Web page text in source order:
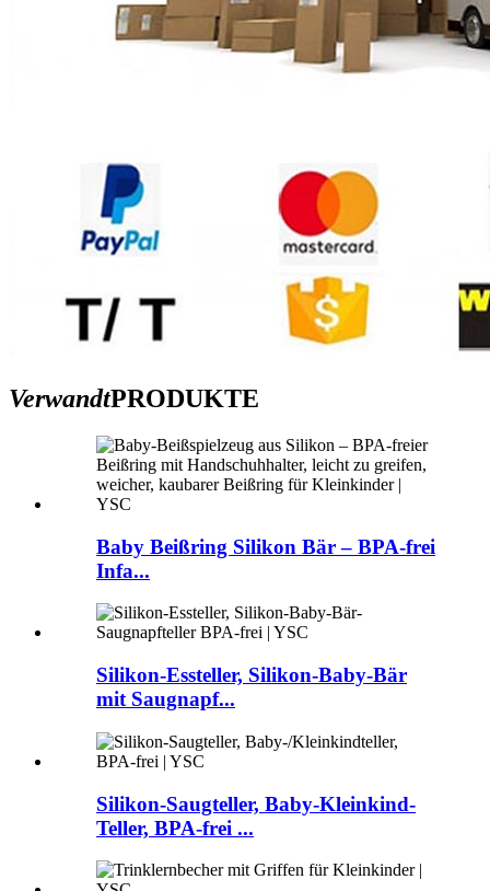
VerwandtPRODUKTE
Baby Beißring Silikon Bär – BPA-frei
Infa...
Silikon-Essteller, Silikon-Baby-Bär
mit Saugnapf...
Silikon-Saugteller, Baby-Kleinkind-
Teller, BPA-frei ...